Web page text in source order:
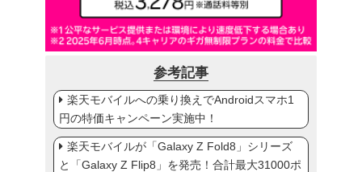
参考記事
楽天モバイルへの乗り換えでAndroidスマホ1
円の特価キャンペーン実施中！
楽天モバイルが「Galaxy Z Fold8」シリーズ
と「Galaxy Z Flip8」を発売！合計最大31000ポ